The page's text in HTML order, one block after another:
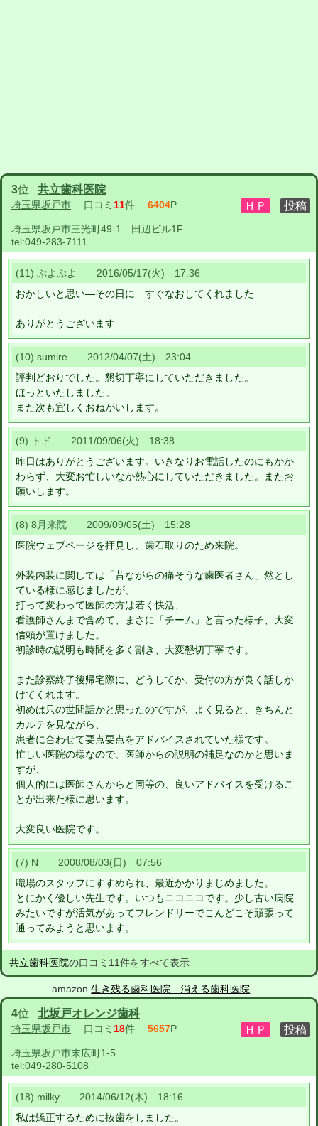
3位 共立歯科医院
埼玉県坂戸市 口コミ 11件 6404P
埼玉県坂戸市三光町49-1 田辺ビル1F
tel:049-283-7111
(11) ぷよぷよ 2016/05/17(火) 17:36
おかしいと思い―その日に すぐなおしてくれました
ありがとうございます
(10) sumire 2012/04/07(土) 23:04
評判どおりでした。懇切丁寧にしていただきました。
ほっといたしました。
また次も宜しくおねがいします。
(9) トド 2011/09/06(火) 18:38
昨日はありがとうございます。いきなりお電話したのにもかか
わらず、大変お忙しいなか熱心にしていただきました。またお
願いします。
(8) 8月来院 2009/09/05(土) 15:28
医院ウェブページを拝見し、歯石取りのため来院。
外装内装に関しては「昔ながらの痛そうな歯医者さん」然とし
ている様に感じましたが、
打って変わって医師の方は若く快活、
看護師さんまで含めて、まさに「チーム」と言った様子、大変
信頼が置けました。
初診時の説明も時間を多く割き、大変懇切丁寧です。
また診察終了後帰宅際に、どうしてか、受付の方が良く話しか
けてくれます。
初めは只の世間話かと思ったのですが、よく見ると、きちんと
カルテを見ながら、
患者に合わせて要点要点をアドバイスされていた様です。
忙しい医院の様なので、医師からの説明の補足なのかと思いま
すが、
個人的には医師さんからと同等の、良いアドバイスを受けるこ
とが出来た様に思います。
大変良い医院です。
(7) N 2008/08/03(日) 07:56
職場のスタッフにすすめられ、最近かかりまじめました。
とにかく優しい先生です。いつもニコニコです。少し古い病院
みたいですが活気があってフレンドリーでこんどこそ頑張って
通ってみようと思います。
共立歯科医院の口コミ11件をすべて表示
amazon生き残る歯科医院 消える歯科医院
4位 北坂戸オレンジ歯科
埼玉県坂戸市 口コミ 18件 5657P
埼玉県坂戸市末広町1-5
tel:049-280-5108
(18) milky 2014/06/12(木) 18:16
私は矯正するために抜歯をしました。